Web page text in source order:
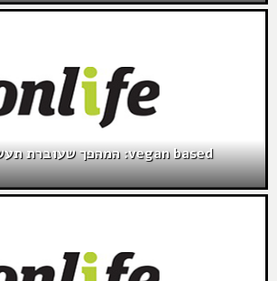
vegan based: המהפך שעוברת תעשיית המזון